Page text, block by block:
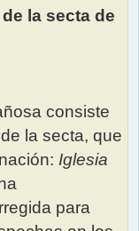
la secta de
consiste
la secta, que
Iglesia
para